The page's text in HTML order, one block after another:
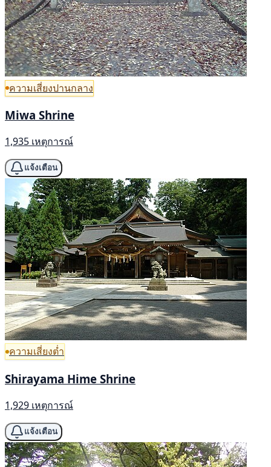
ความเสี่ยงปานกลาง
Miwa Shrine
1,935 เหตุการณ์
แจ้งเตือน
ความเสี่ยงต่ำ
Shirayama Hime Shrine
1,929 เหตุการณ์
แจ้งเตือน